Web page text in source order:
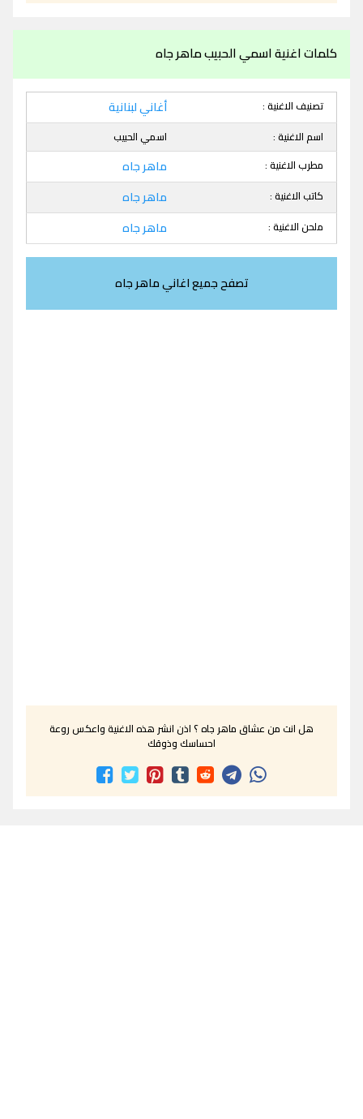
كلمات اغنية اسمي الحبيب ماهر جاه
تصنيف الاغنية : أغاني لبنانية
اسم الاغنية :
اسمي الحبيب
مطرب الاغنية :
ماهر جاه
كاتب الاغنية : ماهر جاه
ملحن الاغنية : ماهر جاه
تصفح جميع اغاني ماهر جاه
هل انت من عشاق ماهر جاه ؟ اذن انشر هذه الاغنية واعكس روعة
احساسك وذوقك